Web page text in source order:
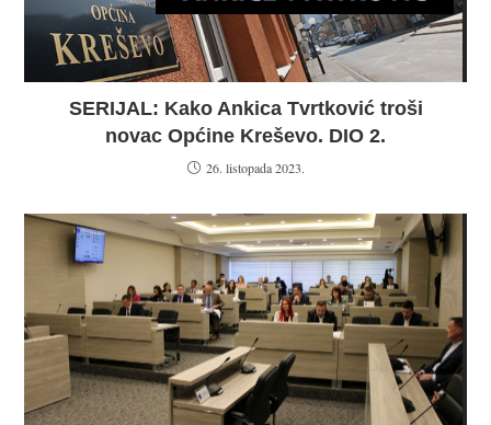
SERIJAL: Kako Ankica Tvrtković troši
novac Općine Kreševo. DIO 2.
26. listopada 2023.